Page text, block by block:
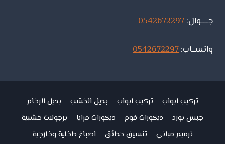
جـــــوال:0542672297
واتســاب:0542672297
تركيب ابواب تركيب ابواب بديل الخشب
بديل الرخام
جبس بورد
ديكورات فوم ديكورات مرايا
برجولات خشبية
ترميم مباني
تنسيق حدائق اصباغ داخلية وخارجية